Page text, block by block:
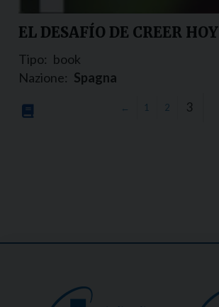
EL DESAFÍO DE CREER HOY
Tipo: book
Nazione: Spagna
← 1 2 3